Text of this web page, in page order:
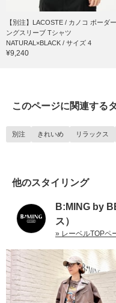
【別注】LACOSTE / カノコ ボーダ
ングスリーブ Tシャツ
NATURAL×BLACK / サイズ 4
¥9,240
このページに関連する
別注 きれいめ リラックス
他のスタイリング
B:MING by
ス）
» レーベルTOPペ